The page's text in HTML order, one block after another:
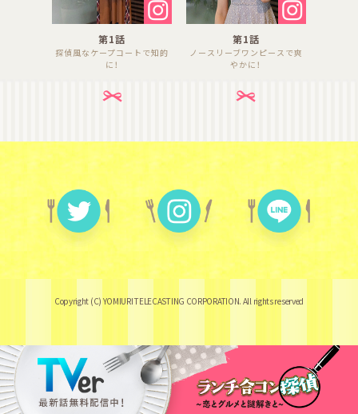
第1話
探偵風なケープコートで知的
に！
第1話
ノースリーブワンピースで爽
やかに！
Copyright (C) YOMIURI TELECASTING CORPORATION. All rights reserved